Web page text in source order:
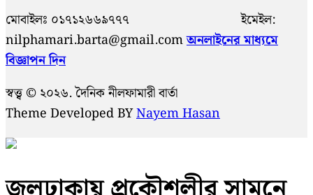
মোবাইলঃ ০১৭১২৬৬৯৭৭৭ ইমেইল:
nilphamari.barta@gmail.comঅনলাইনের মাধ্যমে
বিজ্ঞাপন দিন
স্বত্ত্ব © ২০২৬. দৈনিক নীলফামারী বার্তা
Theme Developed BYNayem Hasan